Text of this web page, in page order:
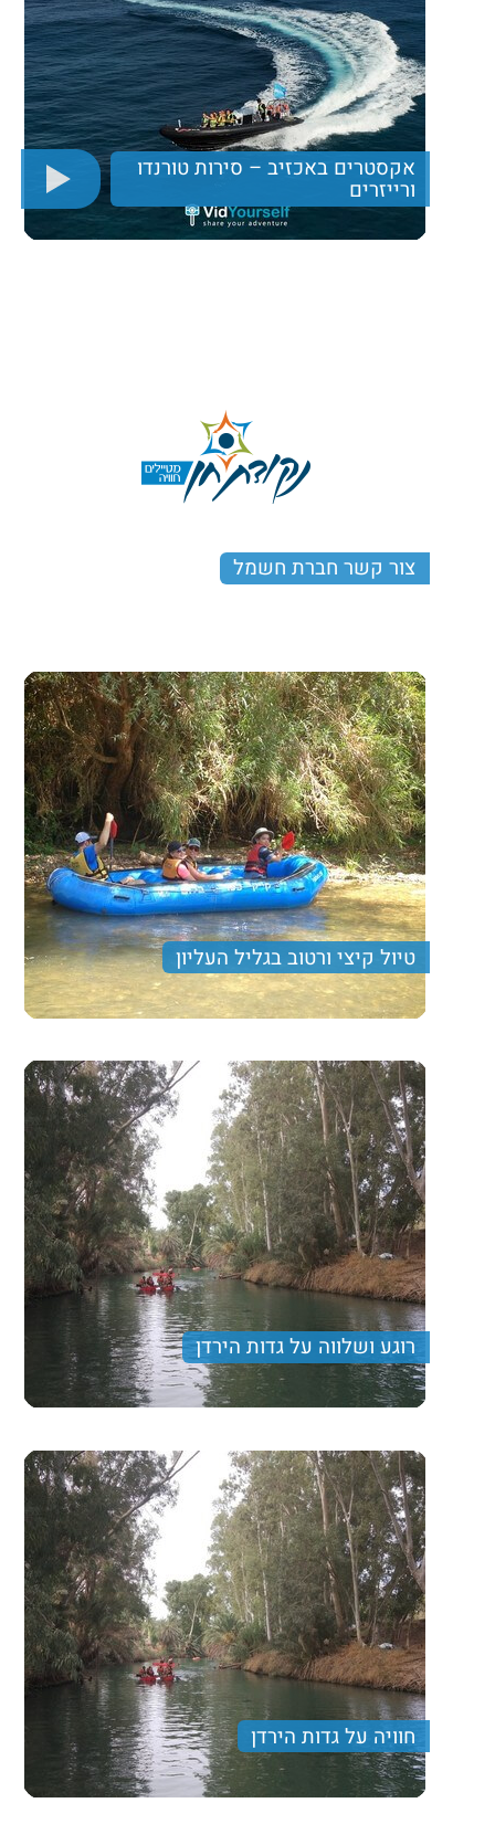
אקסטרים באכזיב – סירות טורנדו
ורייזרים
יום כיף עם רייזרים וסירות טורנדו בים התיכון מול חופי
אכזיב.
צור קשר חברת חשמל
טיול קיצי ורטוב בגליל העליון
רפטינג על נהר הירדן, מסלול הליכה רטוב, ארוחה עשירה
וביקור ביקב לטעימות יין
Price per person
260 ₪
Trip length יום מלא
רוגע ושלווה על גדות הירדן
יום גיבוש הכולל פעילות שייט בנהר הירדן, מסלול הליכה
רטוב, שיט בסירות קאנו וארוחת צהרים עשירה
Price per person
260₪
Trip length יום מלא
חוויה על גדות הירדן
יום גיבוש מיוחד המרכז בתוכו שפע פעילויות לאורך הירדן
הדרומי הקסום, המיוחד הלא מוכר...